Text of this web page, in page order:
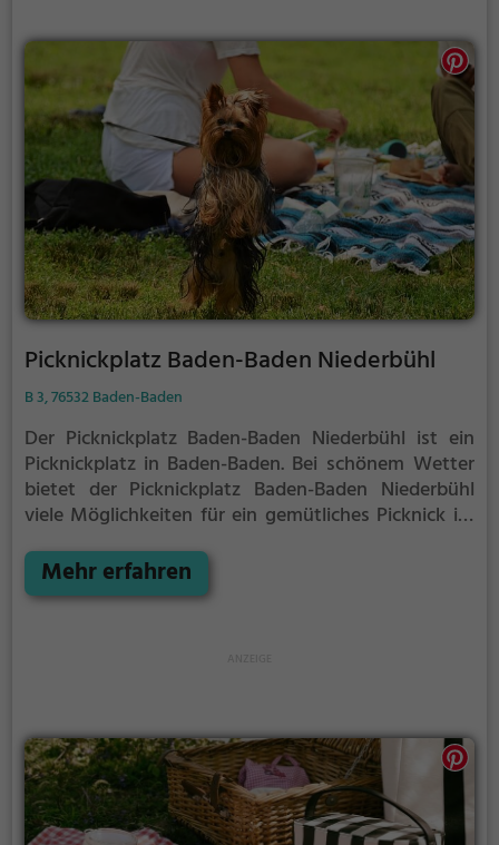
Himmel zu genießen.
Picknickplatz Baden-Baden Niederbühl
B 3, 76532 Baden-Baden
Der Picknickplatz Baden-Baden Niederbühl ist ein
Picknickplatz in Baden-Baden. Bei schönem Wetter
bietet der Picknickplatz Baden-Baden Niederbühl
viele Möglichkeiten für ein gemütliches Picknick im
als kurze Pause zwischendurch, der Picknickplatz
Baden-Baden Niederbühl ist der perfekte Ort, um die
Mehr erfahren